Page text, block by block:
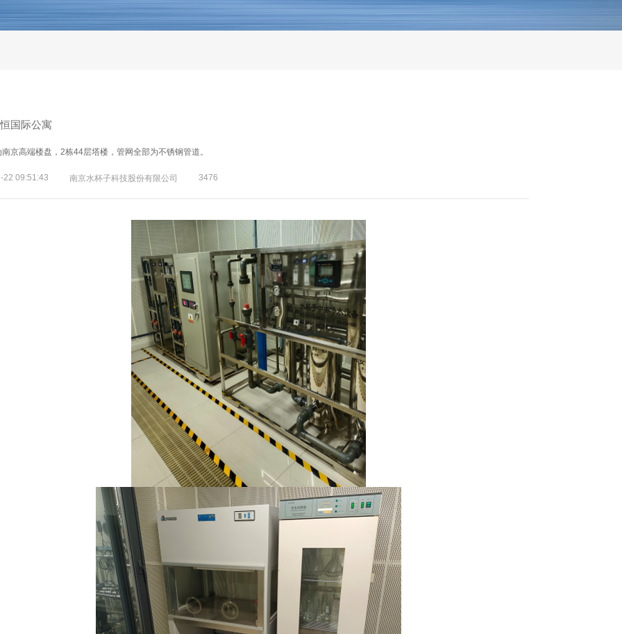
国际公寓
京高端楼盘，2栋44层塔楼，管网全部为不锈钢管道。
22 09:51:43 南京水杯子科技股份有限公司 3476